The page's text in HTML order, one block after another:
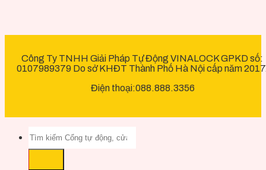
Công Ty TNHH Giải Pháp Tự Động VINALOCK GPKD số:
0107989379 Do sở KHĐT Thành Phố Hà Nội cấp năm
Điện thoại:088.888.3356